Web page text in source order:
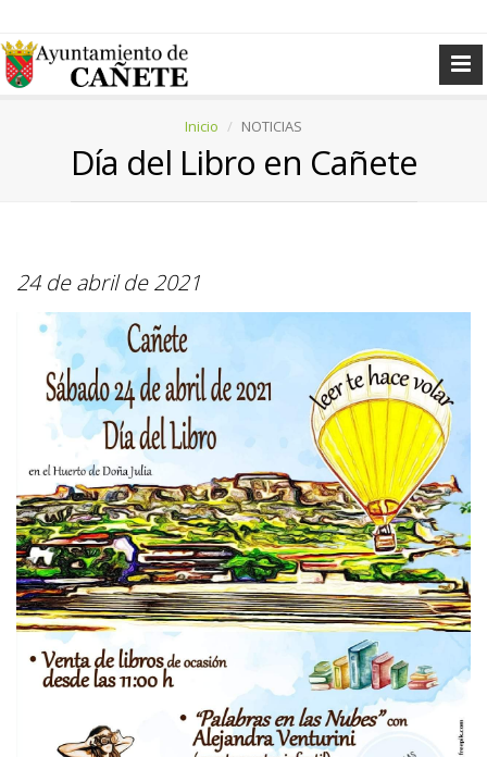
Inicio NOTICIAS
Día del Libro en Cañete
24 de abril de 2021